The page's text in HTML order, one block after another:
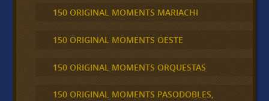
150 ORIGINAL MOMENTS MARIACHI
150 ORIGINAL MOMENTS OESTE
150 ORIGINAL MOMENTS ORQUESTAS
150 ORIGINAL MOMENTS PASODOBLES,